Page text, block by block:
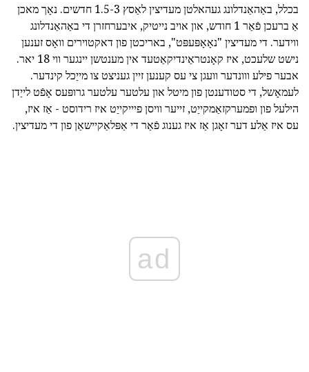
בכלל, באַהאַנדלונג געהאלטן מעדיצין לאַסץ 1.5-3 חדשים. נאָך מאכן
אַ ברעכן פֿאַר 1 חודש, און אויב נייטיק, איבערחזרן די באַהאַנדלונג
ווידער. די מעדיצין "נאָאָפּעפּט", באריכטן פון דאקטוירים וואָס זענען
נישט שלעכט, איז קאָנטראַינדיקאַטעד אין מענטשן יינגער ווי 18 יאר.
אבער פילע ווונדער וועגן צי עס קענען זיין געניצט צו מייַכל קינדער.
לעמאָשל, די סטודענטן פון מיטל און עלטער עלטער גרופּעס אָפֿט לייַדן
הילעל פון ופמערקזאַמקייַט, זייער וויסן פיייקייַט איז רידוסט - אַז איז,
עס איז אַלע דער זאָגן אַז איז גענוג פֿאַר די אַפּלאַקיישאַן פון די מעדיצין.
ad